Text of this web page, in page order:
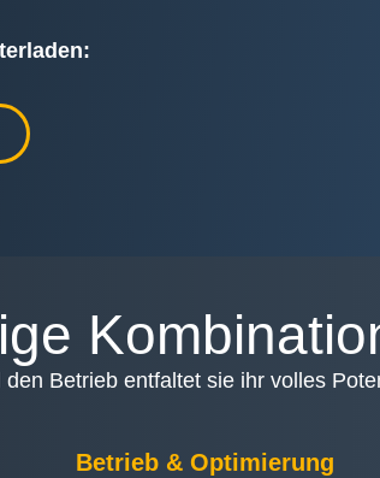
Betrieb entfaltet sie ihr volles
Betrieb & Optimierung